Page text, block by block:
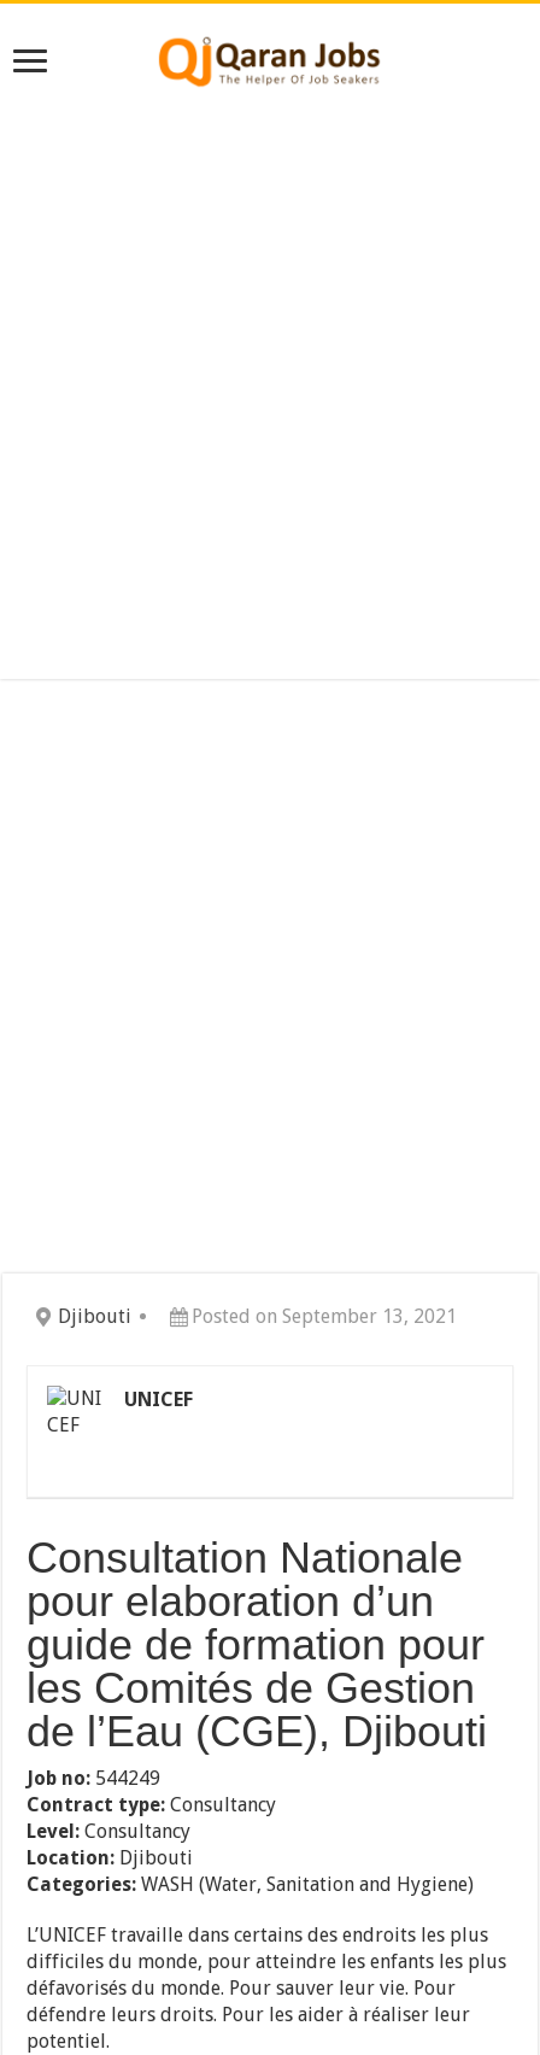
Djibouti Posted on September 13, 2021
UNICEF
Consultation Nationale
pour elaboration d’un
guide de formation pour
les Comités de Gestion
de l’Eau (CGE), Djibouti
Job no: 544249
Contract type: Consultancy
Level: Consultancy
Location: Djibouti
Categories: WASH (Water, Sanitation and Hygiene)
L’UNICEF travaille dans certains des endroits les plus
difficiles du monde, pour atteindre les enfants les plus
défavorisés du monde. Pour sauver leur vie. Pour
défendre leurs droits. Pour les aider à réaliser leur
potentiel.